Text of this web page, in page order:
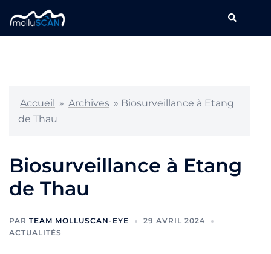
Accueil » Archives » Biosurveillance à Etang
de Thau
Biosurveillance à Etang
de Thau
PAR TEAM MOLLUSCAN-EYE
29 AVRIL 2024
ACTUALITÉS